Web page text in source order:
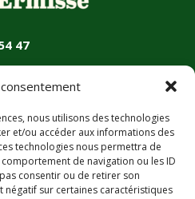
nous utilisons des technologies
et/ou accéder aux informations des
technologies nous permettra de
de navigation ou les ID
consentir ou de retirer son
négatif sur certaines caractéristiques
47